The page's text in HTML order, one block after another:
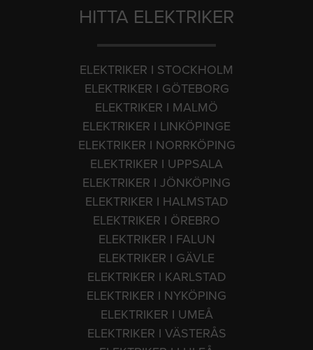
HITTA ELEKTRIKER
ELEKTRIKER I STOCKHOLM
ELEKTRIKER I GÖTEBORG
ELEKTRIKER I MALMÖ
ELEKTRIKER I LINKÖPINGE
ELEKTRIKER I NORRKÖPING
ELEKTRIKER I UPPSALA
ELEKTRIKER I JÖNKÖPING
ELEKTRIKER I HALMSTAD
ELEKTRIKER I ÖREBRO
ELEKTRIKER I FALUN
ELEKTRIKER I GÄVLE
ELEKTRIKER I KARLSTAD
ELEKTRIKER I NYKÖPING
ELEKTRIKER I UMEÅ
ELEKTRIKER I VÄSTERÅS